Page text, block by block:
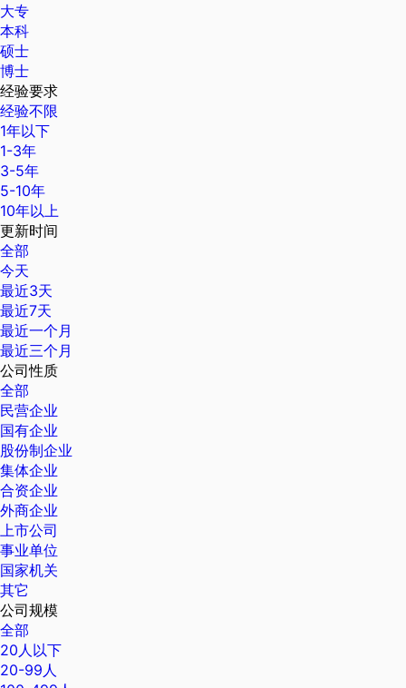
大专
本科
硕士
博士
经验要求
经验不限
1年以下
1-3年
3-5年
5-10年
10年以上
更新时间
全部
今天
最近3天
最近7天
最近一个月
最近三个月
公司性质
全部
民营企业
国有企业
股份制企业
集体企业
合资企业
外商企业
上市公司
事业单位
国家机关
其它
公司规模
全部
20人以下
20-99人